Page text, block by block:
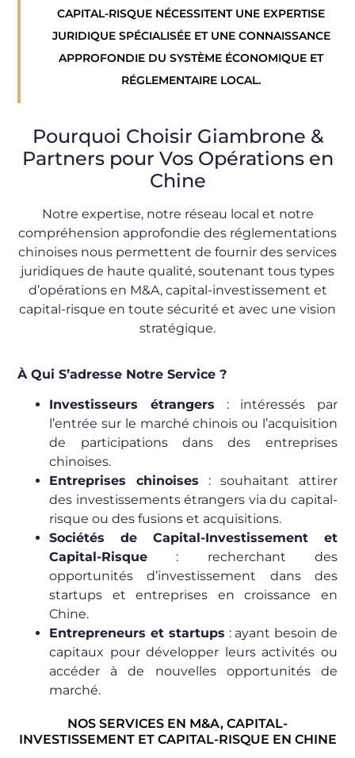
CAPITAL-RISQUE NÉCESSITENT UNE EXPERTISE
JURIDIQUE SPÉCIALISÉE ET UNE CONNAISSANCE
APPROFONDIE DU SYSTÈME ÉCONOMIQUE ET
RÉGLEMENTAIRE LOCAL.
Pourquoi Choisir Giambrone &
Partners pour Vos Opérations en
Chine
Notre expertise, notre réseau local et notre
compréhension approfondie des réglementations
chinoises nous permettent de fournir des services
juridiques de haute qualité, soutenant tous types
d’opérations en M&A, capital-investissement et
capital-risque en toute sécurité et avec une vision
stratégique.
À Qui S’adresse Notre Service ?
Investisseurs étrangers : intéressés par
l’entrée sur le marché chinois ou l’acquisition
de participations dans des entreprises
chinoises.
Entreprises chinoises : souhaitant attirer
des investissements étrangers via du capital-
risque ou des fusions et acquisitions.
Sociétés de Capital-Investissement et
Capital-Risque : recherchant des
opportunités d’investissement dans des
startups et entreprises en croissance en
Chine.
Entrepreneurs et startups : ayant besoin de
capitaux pour développer leurs activités ou
accéder à de nouvelles opportunités de
marché.
NOS SERVICES EN M&A, CAPITAL-
INVESTISSEMENT ET CAPITAL-RISQUE EN CHINE